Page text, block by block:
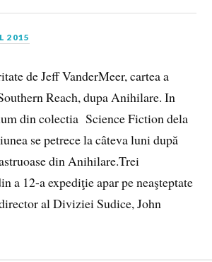
2015
de Jeff VanderMeer, cartea a
Reach, dupa Anihilare. In
din colectia Science Fiction dela
se petrece la câteva luni după
din Anihilare.Trei
a 12-a expediţie apar pe neaşteptate
al Diviziei Sudice, John